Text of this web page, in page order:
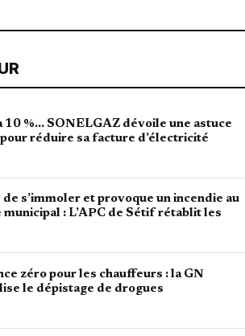
10 %… SONELGAZ dévoile une astuce
réduire sa facture d’électricité
s’immoler et provoque un incendie au
: L’APC de Sétif rétablit les
zéro pour les chauffeurs : la GN
le dépistage de drogues